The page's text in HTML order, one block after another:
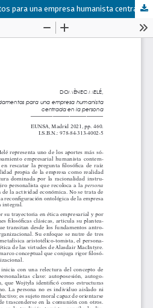
Doménec Melé, Fundamentos para una empresa humanista centrada en la persona